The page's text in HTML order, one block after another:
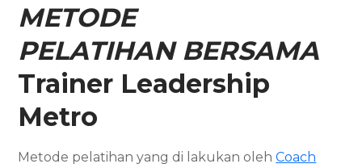
METODE
PELATIHAN BERSAMA
Trainer Leadership
Metro
Metode pelatihan yang di lakukan olehCoach